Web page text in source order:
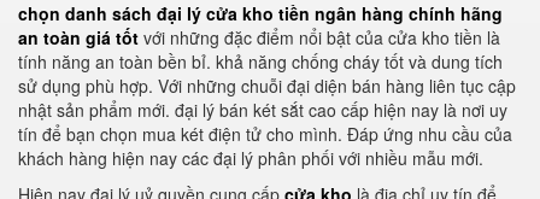
chọn danh sách đại lý cửa kho tiền ngân hàng chính hãng
an toàn giá tốt với những đặc điểm nổi bật của cửa kho tiền là
tính năng an toàn bền bỉ. khả năng chống cháy tốt và dung tích
sử dụng phù hợp. Với những chuỗi đại diện bán hàng liên tục cập
nhật sản phẩm mới. đại lý bán két sắt cao cấp hiện nay là nơi uy
tín để bạn chọn mua két điện tử cho mình. Đáp ứng nhu cầu của
khách hàng hiện nay các đại lý phân phối với nhiều mẫu mới.
Hiện nay đại lý uỷ quyền cung cấp cửa kho là địa chỉ uy tín để